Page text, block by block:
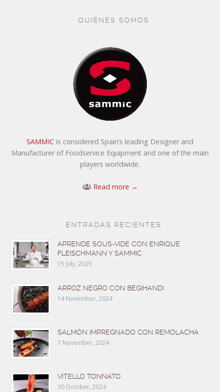
QUIÉNES SOMOS
SAMMIC is considered Spain’s leading Designer and
Manufacturer of Foodservice Equipment and one of the main
players worldwide.
Read more →
ENTRADAS RECIENTES
APRENDE SOUS-VIDE CON ENRIQUE
FLEISCHMANN Y SAMMIC
15 July, 2025
ARROZ NEGRO CON BEGIHANDI
14 November, 2024
SALMÓN IMPREGNADO CON REMOLACHA
7 November, 2024
VITELLO TONNATO
30 October, 2024